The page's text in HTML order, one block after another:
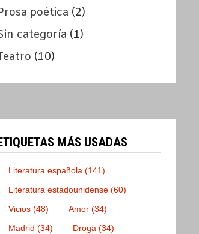
poética (2)
categoría (1)
(10)
MÁS USADAS
Literatura española (141)
Literatura estadounidense (60)
Vicios (48) Amor (34)
Madrid (34) Droga (34)